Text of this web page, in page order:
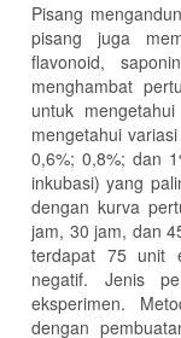
Pisang
pisang juga
flavonoid,
menghambat
untuk
mengetahui
0,6%; 0,8%; dan
inkubasi) yang
dengan kurva
jam, 30 jam, dan
terdapat 75 unit
negatif. Jenis
eksperimen.
dengan